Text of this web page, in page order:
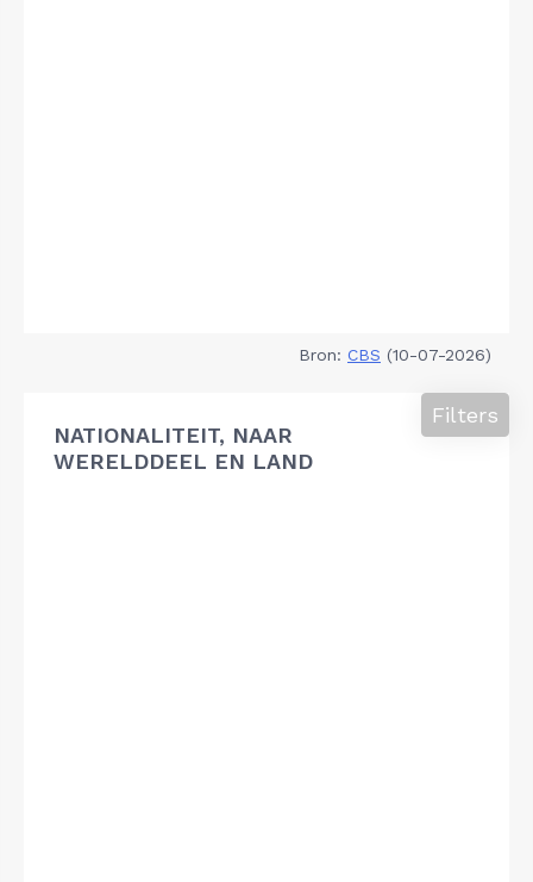
Bron: CBS (10-07-2026)
NATIONALITEIT, NAAR
WERELDDEEL EN LAND
Filters